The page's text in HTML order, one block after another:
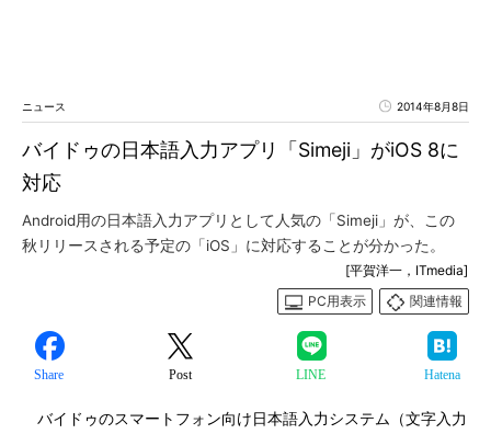
ニュース 2014年8月8日
バイドゥの日本語入力アプリ「Simeji」がiOS 8に
対応
Android用の日本語入力アプリとして人気の「Simeji」が、この
秋リリースされる予定の「iOS」に対応することが分かった。
[平賀洋一，ITmedia]
PC用表示
関連情報
Share Post LINE Hatena
バイドゥのスマートフォン向け日本語入力システム（文字入力